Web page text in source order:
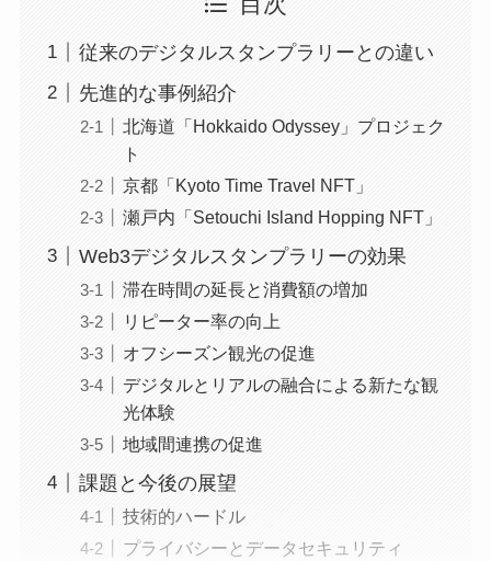
従来のデジタルスタンプラリーとの違い
先進的な事例紹介
北海道「Hokkaido Odyssey」プロジェク
ト
京都「Kyoto Time Travel NFT」
瀬戸内「Setouchi Island Hopping NFT」
Web3デジタルスタンプラリーの効果
滞在時間の延長と消費額の増加
リピーター率の向上
オフシーズン観光の促進
デジタルとリアルの融合による新たな観
光体験
地域間連携の促進
課題と今後の展望
技術的ハードル
プライバシーとデータセキュリティ